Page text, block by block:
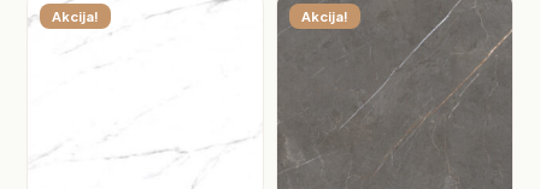
Akcija! Akcija!